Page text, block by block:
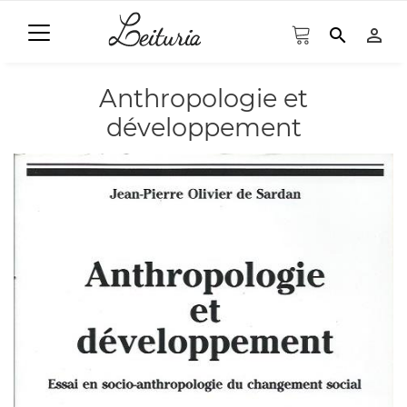
search person_outline
Anthropologie et
développement